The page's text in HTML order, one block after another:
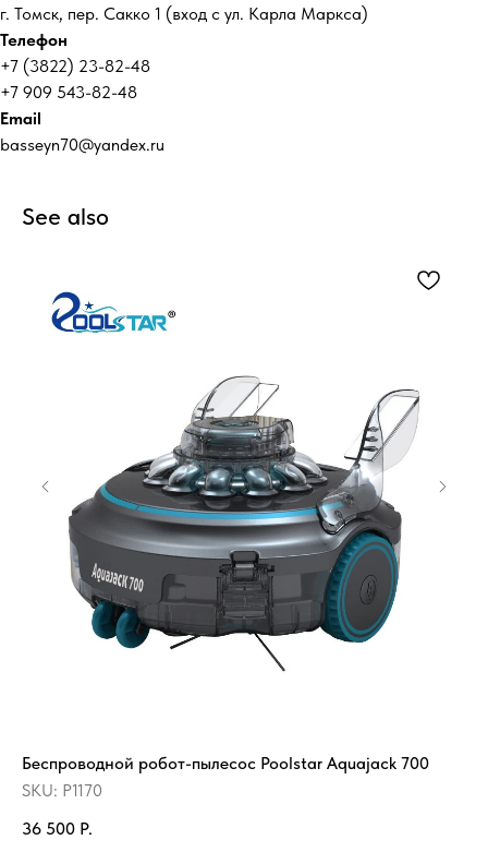
г. Томск, пер. Сакко 1 (вход с ул. Карла Маркса)
Телефон
+7 (3822) 23-82-48
+7 909 543-82-48
Email
basseyn70@yandex.ru
See also
Беспроводной робот-пылесос Poolstar Aquajack 700
SKU: P1170
36 500 Р.